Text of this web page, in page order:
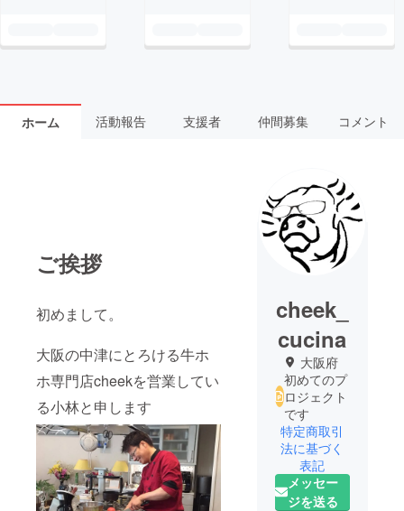
ホーム 活動報告 支援者 仲間募集 コメント
ご挨拶
初めまして。
大阪の中津にとろける牛ホ
ホ専門店cheekを営業してい
る小林と申します
cheek_
cucina
大阪府
初めてのプ
ロジェクト
です
特定商取引
法に基づく
表記
メッセー
ジを送る